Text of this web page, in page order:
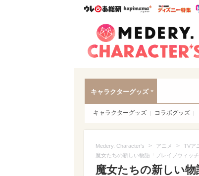
ウレぴあ総研ハピママ*
キャラクターグッズ
キャラクターグッズ コラボグッズ
Medery. Character's > アニメ > TVア
魔女たちの新しい物語「ブレイブウィッ
魔女たちの新しい